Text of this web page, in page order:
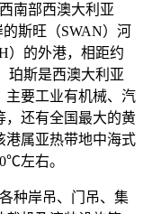
南部西澳大利亚
斯旺（SWAN）河
）的外港，相距约
珀斯是西澳大利亚
主要工业有机械、汽
，还有全国最大的黄
港属亚热带地中海式
左右。
种岸吊、门吊、集